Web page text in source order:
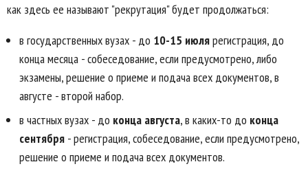
как здесь ее называют "рекрутация" будет продолжаться:
в государственных вузах - до 10-15 июлярегистрация, до
конца месяца - собеседование, если предусмотрено, либо
экзамены, решение о приеме и подача всех документов, в
августе - второй набор.
в частных вузах - до конца августа, в каких-то до конца
сентября - регистрация, собеседование, если предусмотрено,
решение о приеме и подача всех документов.